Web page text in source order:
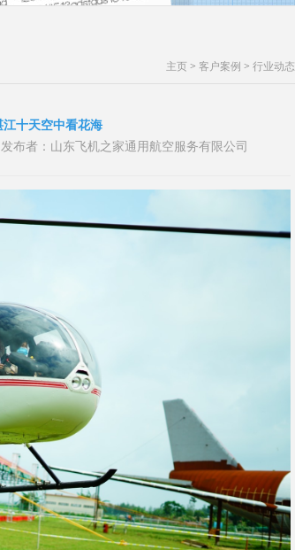
主页 > 客户案例 > 行业动态
江十天空中看花海
者：山东飞机之家通用航空服务有限公司